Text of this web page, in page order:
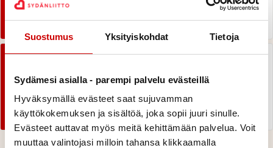
Suostumus Yksityiskohdat Tietoja
Sydämesi asialla - parempi palvelu evästeillä
Hyväksymällä evästeet saat sujuvamman
käyttökokemuksen ja sisältöä, joka sopii juuri sinulle.
Evästeet auttavat myös meitä kehittämään palvelua. Voit
muuttaa valintojasi milloin tahansa klikkaamalla
LIIKUNTA PARANTAA
VIREYTTÄ
Löydä omat palautumiskeinosi
LÖYDÄ OMAT
PALAUTUMISKEINOSI